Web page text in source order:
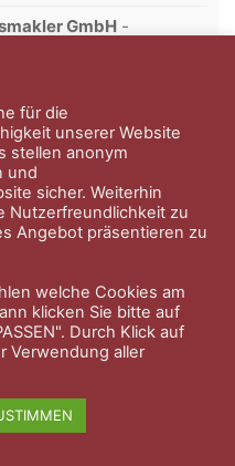
GmbH -
seit über 30 Jahren.
Über uns
für die
unserer Website
stellen anonym
und
sicher. Weiterhin
Nutzerfreundlichkeit zu
Angebot präsentieren zu
welche Cookies am
klicken Sie bitte auf
Durch Klick auf
Verwendung aller